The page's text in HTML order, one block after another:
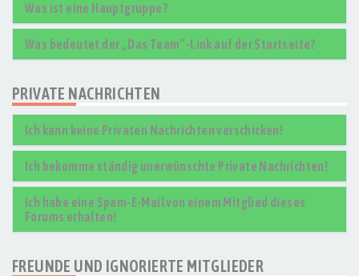
Was ist eine Hauptgruppe?
Was bedeutet der „Das Team“-Link auf der Startseite?
PRIVATE NACHRICHTEN
Ich kann keine Privaten Nachrichten verschicken!
Ich bekomme ständig unerwünschte Private Nachrichten!
Ich habe eine Spam-E-Mail von einem Mitglied dieses
Forums erhalten!
FREUNDE UND IGNORIERTE MITGLIEDER